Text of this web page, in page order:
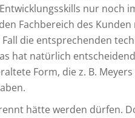
nur noch
Fachbereich des
die entsprechenden
hat natürlich
Form, die z. B.
hätte werden dürfen.